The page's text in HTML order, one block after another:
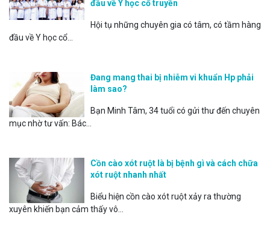
đầu về Y học cổ truyền
Hội tụ những chuyên gia có tâm, có tầm hàng
đầu về Y học cổ...
Đang mang thai bị nhiễm vi khuẩn Hp phải
làm sao?
Bạn Minh Tâm, 34 tuổi có gửi thư đến chuyên
mục nhờ tư vấn: Bác...
Cồn cào xót ruột là bị bệnh gì và cách chữa
xót ruột nhanh nhất
Biểu hiện cồn cào xót ruột xảy ra thường
xuyên khiến bạn cảm thấy vô...